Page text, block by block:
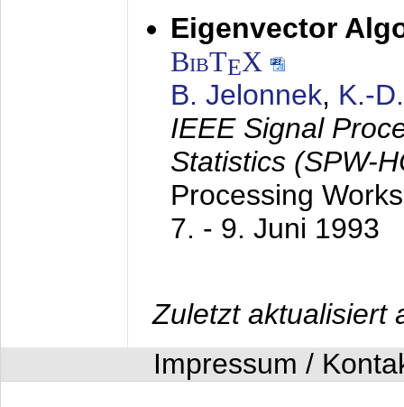
Eigenvector
BibTEX
B. Jelonnek, K.-
IEEE Signal
Statistics (SPW-
Processing
7. - 9. Juni 1993
Zuletzt aktualisiert
Impressum /